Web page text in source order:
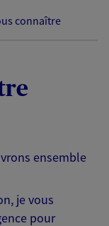
connaître
ensemble
je vous
pour